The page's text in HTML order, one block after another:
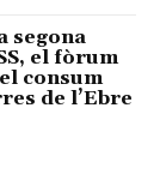
segona
el fòrum
consum
de l’Ebre